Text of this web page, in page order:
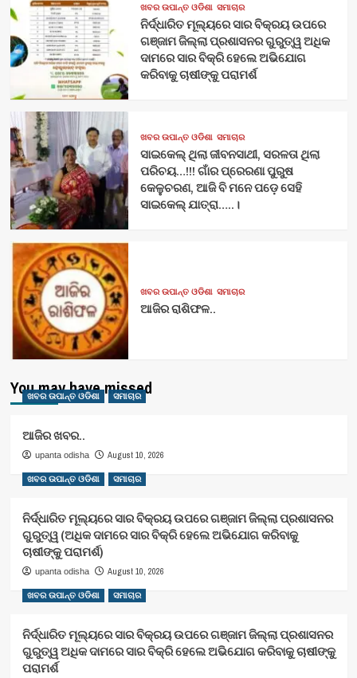
ଖବର ଉପାନ୍ତ ଓଡିଶା ସମାଚାର
ନିର୍ଦ୍ଧାରିତ ମୂଲ୍ୟରେ ସାର ବିକ୍ରୟ ଉପରେ
ଗଞ୍ଜାମ ଜିଲ୍ଲା ପ୍ରଶାସନର ଗୁରୁତ୍ୱ ଅଧିକ
ଦାମରେ ସାର ବିକ୍ରି ହେଲେ ଅଭିଯୋଗ
କରିବାକୁ ଚାଷୀଙ୍କୁ ପରାମର୍ଶ
ଖବର ଉପାନ୍ତ ଓଡିଶା ସମାଚାର
ସାଇକେଲ୍ ଥିଲା ଜୀବନସାଥୀ, ସରଳତା ଥିଲା
ପରିଚୟ…!!! ଗାଁର ପ୍ରେରଣା ପୁରୁଷ
କେଳୁଚରଣ, ଆଜି ବି ମନେ ପଡ଼େ ସେହି
ସାଇକେଲ୍ ଯାତ୍ରା…..।
ଖବର ଉପାନ୍ତ ଓଡିଶା ସମାଚାର
ଆଜିର ରାଶିଫଳ..
You may have missed
ଖବର ଉପାନ୍ତ ଓଡିଶା ସମାଚାର
ଆଜିର ଖବର..
upanta odisha August 10, 2026
ଖବର ଉପାନ୍ତ ଓଡିଶା ସମାଚାର
ନିର୍ଦ୍ଧାରିତ ମୂଲ୍ୟରେ ସାର ବିକ୍ରୟ ଉପରେ ଗଞ୍ଜାମ ଜିଲ୍ଲା ପ୍ରଶାସନର
ଗୁରୁତ୍ୱ (ଅଧିକ ଦାମରେ ସାର ବିକ୍ରି ହେଲେ ଅଭିଯୋଗ କରିବାକୁ
ଚାଷୀଙ୍କୁ ପରାମର୍ଶ)
upanta odisha August 10, 2026
ଖବର ଉପାନ୍ତ ଓଡିଶା ସମାଚାର
ନିର୍ଦ୍ଧାରିତ ମୂଲ୍ୟରେ ସାର ବିକ୍ରୟ ଉପରେ ଗଞ୍ଜାମ ଜିଲ୍ଲା ପ୍ରଶାସନର
ଗୁରୁତ୍ୱ ଅଧିକ ଦାମରେ ସାର ବିକ୍ରି ହେଲେ ଅଭିଯୋଗ କରିବାକୁ ଚାଷୀଙ୍କୁ
ପରାମର୍ଶ